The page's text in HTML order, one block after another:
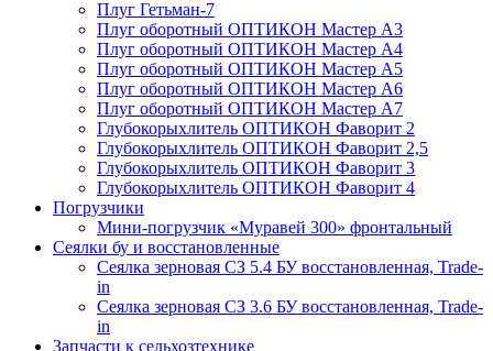
Плуг Гетьман-7
Плуг оборотный ОПТИКОН Мастер А3
Плуг оборотный ОПТИКОН Мастер А4
Плуг оборотный ОПТИКОН Мастер А5
Плуг оборотный ОПТИКОН Мастер А6
Плуг оборотный ОПТИКОН Мастер А7
Глубокорыхлитель ОПТИКОН Фаворит 2
Глубокорыхлитель ОПТИКОН Фаворит 2,5
Глубокорыхлитель ОПТИКОН Фаворит 3
Глубокорыхлитель ОПТИКОН Фаворит 4
Погрузчики
Мини-погрузчик «Муравей 300» фронтальный
Сеялки бу и восстановленные
Сеялка зерновая СЗ 5.4 БУ восстановленная, Trade-
in
Сеялка зерновая СЗ 3.6 БУ восстановленная, Trade-
in
Запчасти к сельхозтехнике